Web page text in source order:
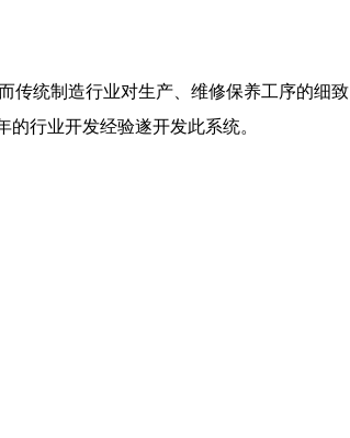
传统制造行业对生产、维修保养工序的细致
行业开发经验遂开发此系统。